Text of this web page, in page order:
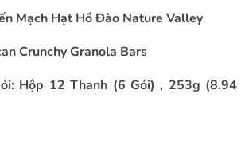
Mạch Hạt Hồ Đào Nature Valley
Crunchy Granola Bars
Hộp 12 Thanh (6 Gói) , 253g (8.94